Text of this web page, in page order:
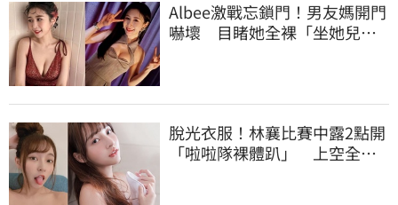
Albee激戰忘鎖門！男友媽開門
嚇壞 目睹她全裸「坐她兒子
脫光衣服！林襄比賽中露2點開
「啦啦隊裸體趴」 上空全裸